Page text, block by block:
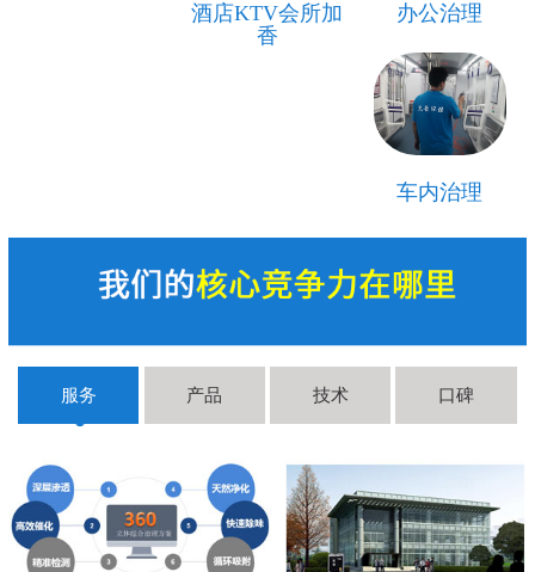
酒店KTV会所加
香
办公治理
车内治理
服务 产品 技术 口碑